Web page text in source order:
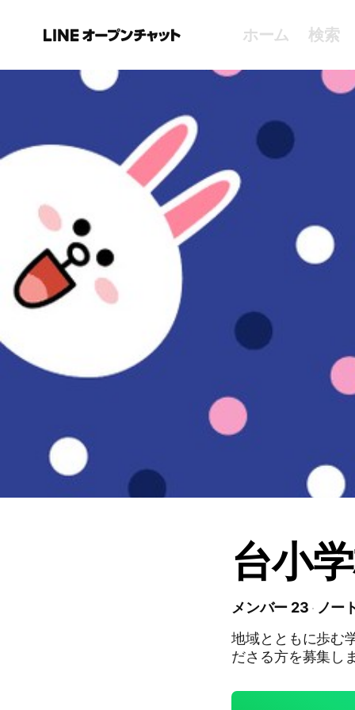
ホーム 検索
台小
メンバー 23
ノー
地域とともに歩む
ださる方を募集し